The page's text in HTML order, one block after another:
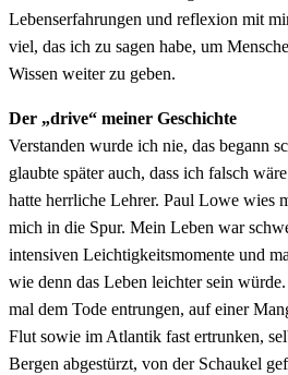
Lebenserfahrungen und reflexion mit
viel, das ich zu sagen habe, um
Wissen weiter zu geben.
Der „drive“ meiner Geschichte
Verstanden wurde ich nie, das begann
glaubte später auch, dass ich falsch
hatte herrliche Lehrer. Paul Lowe wies
mich in die Spur. Mein Leben war
intensiven Leichtigkeitsmomente und
wie denn das Leben leichter sein
mal dem Tode entrungen, auf einer
Flut sowie im Atlantik fast ertrunken,
Bergen abgestürzt, von der Schaukel